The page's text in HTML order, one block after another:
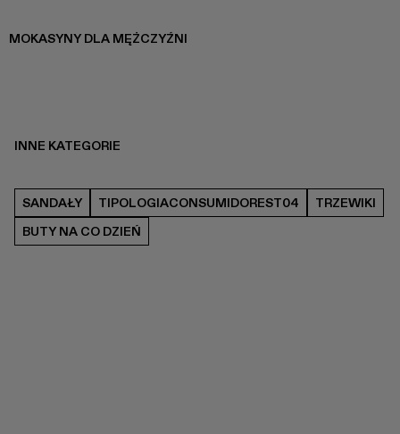
MOKASYNY DLA MĘŻCZYŹNI
INNE KATEGORIE
SANDAŁY TIPOLOGIACONSUMIDOREST04
TRZEWIKI
BUTY NA CO DZIEŃ